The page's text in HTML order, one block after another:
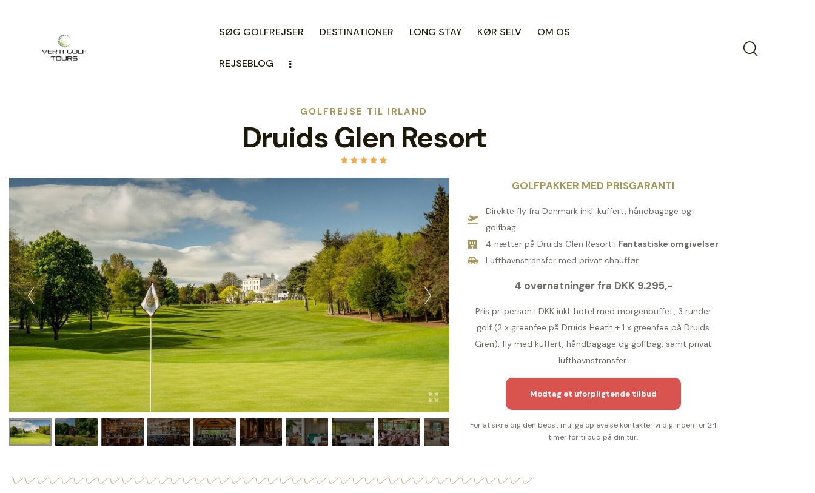
SØG GOLFREJSER DESTINATIONER LONG STAY KØR SELV OM OS
REJSEBLOG
GOLFREJSE TIL IRLAND
Druids Glen Resort
    
GOLFPAKKER MED PRISGARANTI
Direkte fly fra Danmark inkl. kuffert, håndbagage og
golfbag
4 nætter på Druids Glen Resort i Fantastiske omgivelser
Lufthavnstransfer med privat chauffør.
4 overnatninger fra DKK 9.295,-
Pris pr. person i DKK inkl. hotel med morgenbuffet, 3 runder
golf (2 x greenfee på Druids Heath + 1 x greenfee på Druids
Gren), fly med kuffert, håndbagage og golfbag, samt privat
lufthavnstransfer.
Modtag et uforpligtende tilbud
For at sikre dig den bedst mulige oplevelse kontakter vi dig inden for 24
timer for tilbud på din tur.